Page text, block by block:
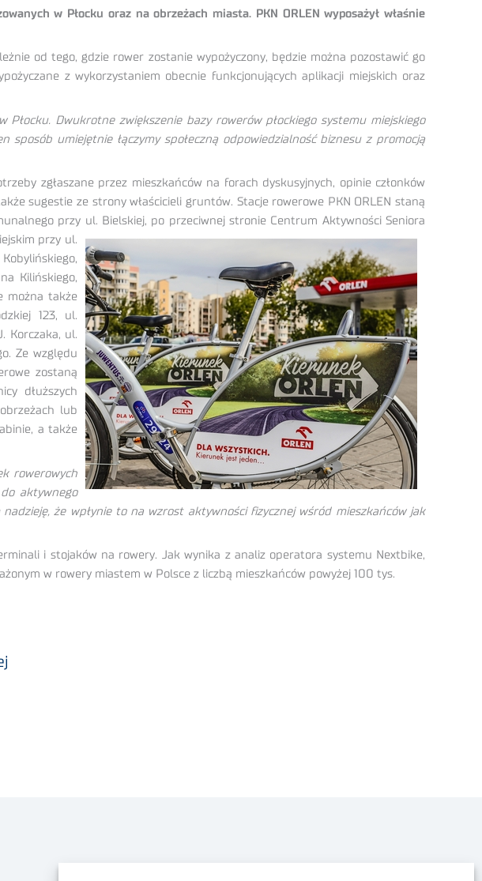
w Płocku oraz na obrzeżach miasta. PKN ORLEN wyposażył właśnie
od tego, gdzie rower zostanie wypożyczony, będzie można pozostawić go
z wykorzystaniem obecnie funkcjonujących aplikacji miejskich oraz
Dwukrotne zwiększenie bazy rowerów płockiego systemu miejskiego
umiejętnie łączymy społeczną odpowiedzialność biznesu z promocją
zgłaszane przez mieszkańców na forach dyskusyjnych, opinie członków
sugestie ze strony właścicieli gruntów. Stacje rowerowe PKN ORLEN staną
przy ul. Bielskiej, po przeciwnej stronie Centrum Aktywności Seniora
przy ul.
Kilińskiego,
można także
123, ul.
Korczaka, ul.
Ze względu
zostaną
dłuższych
lub
a także
rowerowych
aktywnego
że wpłynie to na wzrost aktywności fizycznej wśród mieszkańców jak
i stojaków na rowery. Jak wynika z analiz operatora systemu Nextbike,
w rowery miastem w Polsce z liczbą mieszkańców powyżej 100 tys.